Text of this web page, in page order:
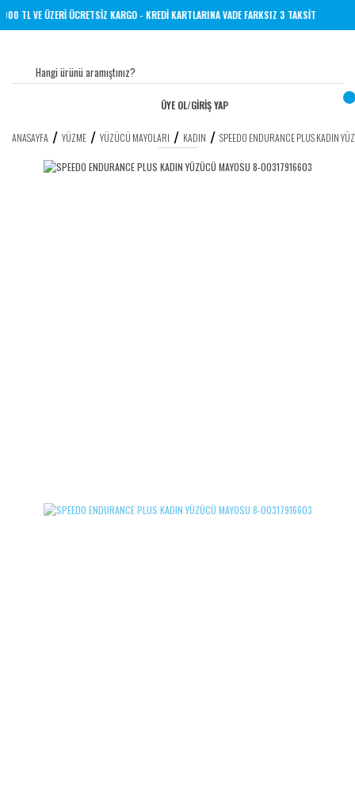
YERİNE 1000 TL VE ÜZERİ ÜCRETSİZ KARGO - KREDİ KARTLARINA VADE FARKSIZ 3
ÜYE OL/GİRİŞ YAP
ANASAYFA YÜZME YÜZÜCÜ MAYOLARI KADIN SPEEDO ENDURANCE PLUS KADIN